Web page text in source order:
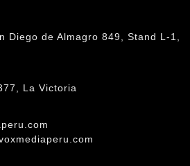
Diego de Almagro 849, Stand L-1,
La Victoria